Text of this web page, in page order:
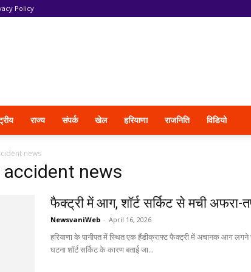
Policy
राज्य संपर्क खेल हरियाणा राजनिति विडियो
news
news
फैक्ट्री में आग, शॉर्ट सर्किट से मची अफरा-
NewsvaniWeb - April 16, 2026
हरियाणा के पानीपत में स्थित एक हैंडीक्राफ्ट फैक्ट्री में अचानक आग
घटना शॉर्ट सर्किट के कारण बताई जा...